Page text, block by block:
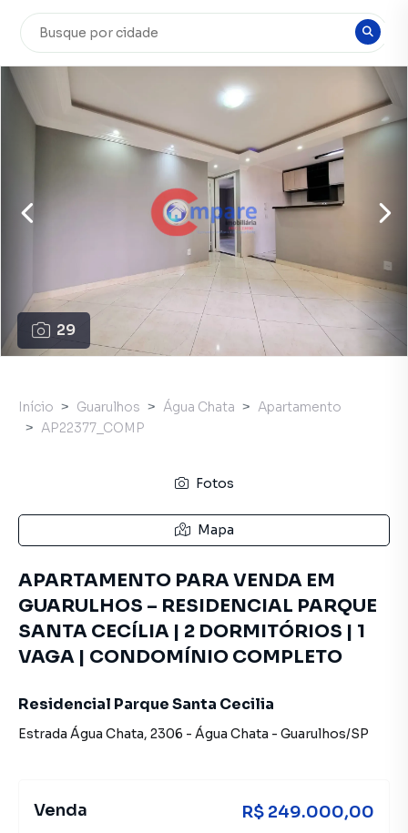
29
Início Guarulhos Água Chata
Apartamento
AP22377_COMP
Fotos
Mapa
APARTAMENTO PARA VENDA EM
GUARULHOS – RESIDENCIAL PARQUE
SANTA CECÍLIA | 2 DORMITÓRIOS | 1
VAGA | CONDOMÍNIO COMPLETO
Residencial Parque Santa Cecilia
Estrada Água Chata, 2306 - Água Chata - Guarulhos/SP
Venda R$ 249.000,00